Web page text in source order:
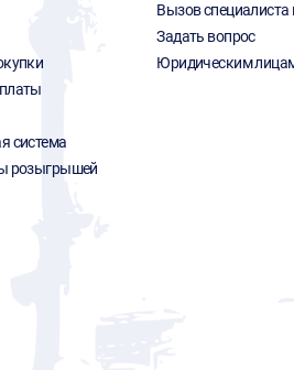
система
розыгрышей
Вызов специалиста
Задать вопрос
Юридическим